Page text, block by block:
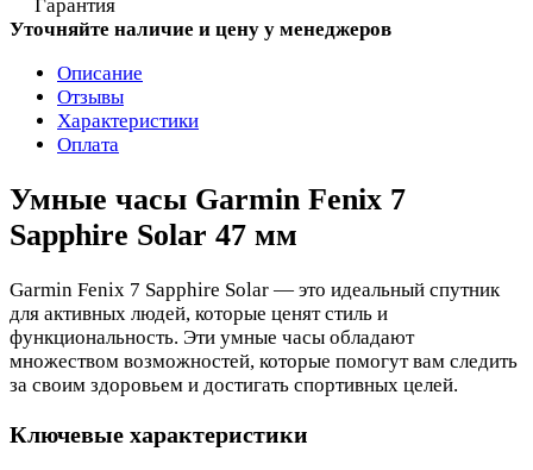
Гарантия
Уточняйте наличие и цену у менеджеров
Описание
Отзывы
Характеристики
Оплата
Умные часы Garmin Fenix 7
Sapphire Solar 47 мм
Garmin Fenix 7 Sapphire Solar — это идеальный спутник
для активных людей, которые ценят стиль и
функциональность. Эти умные часы обладают
множеством возможностей, которые помогут вам следить
за своим здоровьем и достигать спортивных целей.
Ключевые характеристики